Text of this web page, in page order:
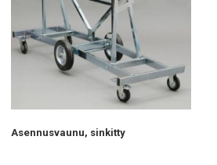
Asennusvaunu, sinkitty